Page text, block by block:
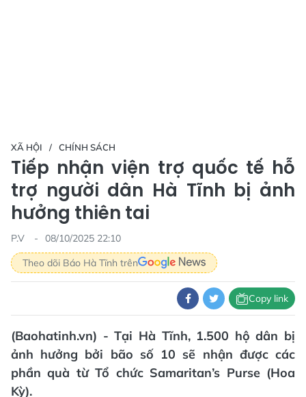
XÃ HỘI CHÍNH SÁCH
Tiếp nhận viện trợ quốc tế hỗ
trợ người dân Hà Tĩnh bị ảnh
hưởng thiên tai
P.V
08/10/2025 22:10
Theo dõi Báo Hà Tĩnh trên
Copy link
(Baohatinh.vn) - Tại Hà Tĩnh, 1.500 hộ dân bị
ảnh hưởng bởi bão số 10 sẽ nhận được các
phần quà từ Tổ chức Samaritan’s Purse (Hoa
Kỳ).